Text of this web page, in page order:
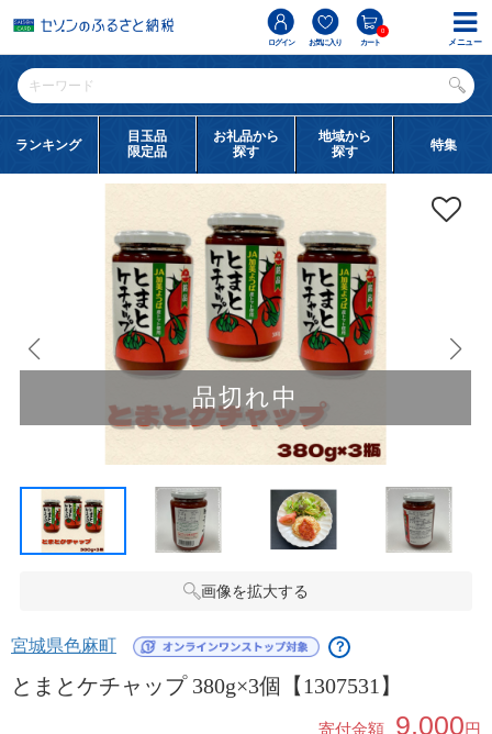
ログイン お気に入り カート
0
ランキング
目玉品
限定品
お礼品から
探す
地域から
探す
特集
品切れ中
画像を拡大する
宮城県色麻町 ？
とまとケチャップ 380g×3個【1307531】
寄付金額 9,000円
メニュー